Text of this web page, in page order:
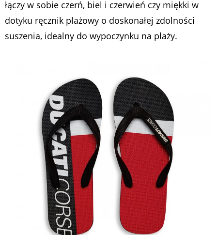
łączy w sobie czerń, biel i czerwień czy miękki w
dotyku ręcznik plażowy o doskonałej zdolności
suszenia, idealny do wypoczynku na plaży.